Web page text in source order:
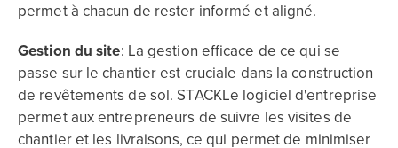
permet à chacun de rester informé et aligné.
Gestion du site: La gestion efficace de ce qui se
passe sur le chantier est cruciale dans la construction
de revêtements de sol. STACKLe logiciel d'entreprise
permet aux entrepreneurs de suivre les visites de
chantier et les livraisons, ce qui permet de minimiser